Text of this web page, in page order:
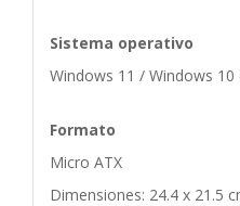
Sistema operativo
Windows 11 / Windows 10
Formato
Micro ATX
Dimensiones: 24.4 x 21.5